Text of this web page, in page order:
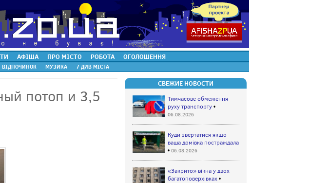
АФІША ПРО МІСТО РОБОТА ОГОЛОШЕННЯ
ВІДПОЧИНОК МУЗИКА 7 ДИВ МІСТА
потоп и 3,5
СВЕЖИЕ НОВОСТИ
Тимчасове обмеження
руху транспорту•
06.08.2026
Куди звертатися якщо
ваша домівка постраждала
• 06.08.2026
«Закрито» вікна у двох
багатоповерхівках•